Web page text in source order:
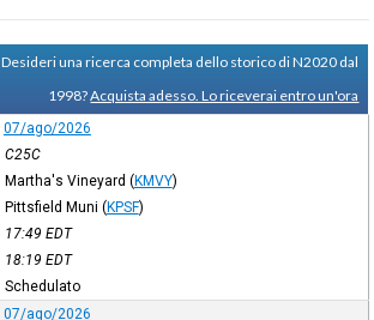
Desideri una ricerca completa dello storico di N2020 dal
1998?Acquista adesso. Lo riceverai entro un'ora
07/ago/2026
C25C
Martha's Vineyard (KMVY)
Pittsfield Muni (KPSF)
17:49 EDT
18:19 EDT
Schedulato
07/ago/2026